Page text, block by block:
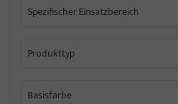
Spezifischer Einsatzbereich
Produkttyp
Basisfarbe